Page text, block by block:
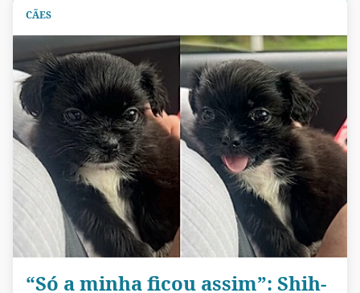
CÃES
“Só a minha ficou assim”: Shih-